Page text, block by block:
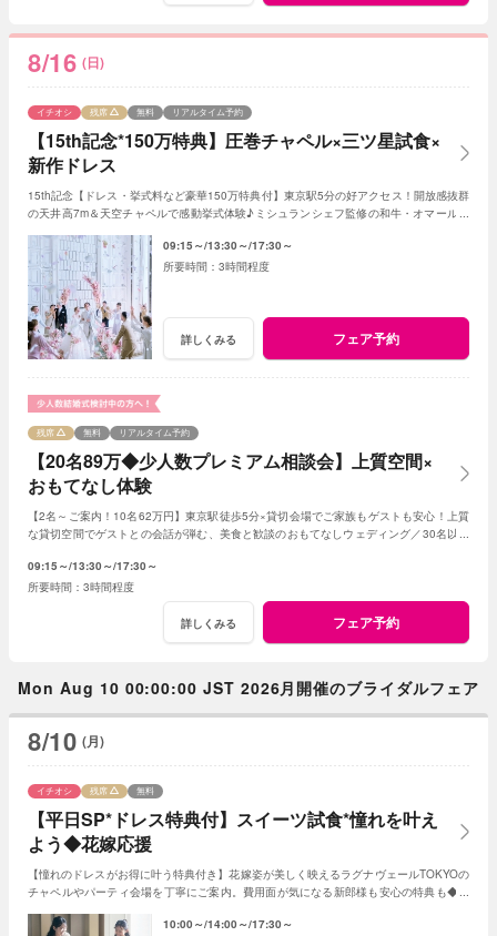
8/16 (日)
【15th記念*150万特典】圧巻チャペル×三ツ星試食×
新作ドレス
イチオシ 残席 無料 リアルタイム予約
15th記念【ドレス・挙式料など豪華150万特典付】東京駅5分の好アクセス！開放感抜群
の天井高7m＆天空チャペルで感動挙式体験♪ミシュランシェフ監修の和牛・オマール海
09:15～ 13:30～ 17:30～
3時間程度
詳しくみる フェア予約
【20名89万◆少人数プレミアム相談会】上質空間×
おもてなし体験
残席 無料 リアルタイム予約
【2名～ご案内！10名62万円】東京駅徒歩5分×貸切会場でご家族もゲストも安心！上質
な貸切空間でゲストとの会話が弾む、美食と歓談のおもてなしウェディング／30名以下
09:15～ 13:30～ 17:30～
3時間程度
詳しくみる フェア予約
Mon Aug 10 00:00:00 JST 2026月開催のブライダルフェア
8/10 (月)
【平日SP*ドレス特典付】スイーツ試食*憧れを叶え
よう◆花嫁応援
イチオシ 残席 無料
【憧れのドレスがお得に叶う特典付き】花嫁姿が美しく映えるラグナヴェールTOKYOの
チャペルやパーティ会場を丁寧にご案内。費用面が気になる新郎様も安心の特典も◆専
10:00～ 14:00～ 17:30～